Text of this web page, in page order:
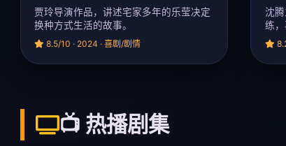
贾玲导演作品，讲述宅家多年的乐莹决定
换种方式生活的故事。
8.5/10 · 2024 · 喜剧/剧情
沈
练，
📺 热播剧集